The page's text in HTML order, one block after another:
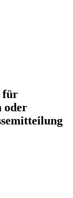
für
oder